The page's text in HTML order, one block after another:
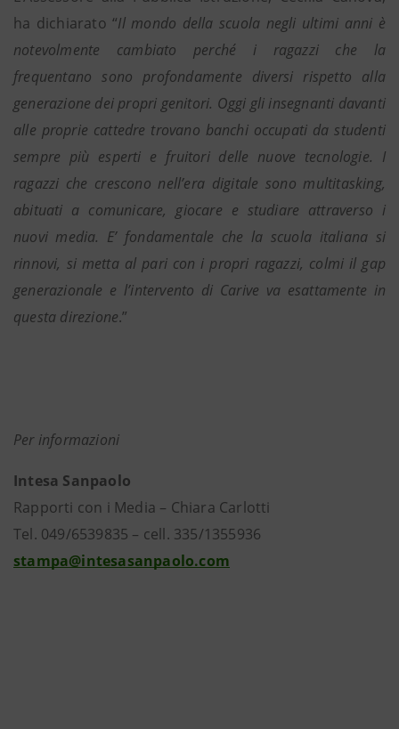
ha dichiarato “Il mondo della scuola negli ultimi anni è
notevolmente cambiato perché i ragazzi che la
frequentano sono profondamente diversi rispetto alla
generazione dei propri genitori. Oggi gli insegnanti davanti
alle proprie cattedre trovano banchi occupati da studenti
sempre più esperti e fruitori delle nuove tecnologie. I
ragazzi che crescono nell’era digitale sono multitasking,
abituati a comunicare, giocare e studiare attraverso i
nuovi media. E’ fondamentale che la scuola italiana si
rinnovi, si metta al pari con i propri ragazzi, colmi il gap
generazionale e l’intervento di Carive va esattamente in
questa direzione.”
Per informazioni
Intesa Sanpaolo
Rapporti con i Media – Chiara Carlotti
Tel. 049/6539835 – cell. 335/1355936
stampa@intesasanpaolo.com